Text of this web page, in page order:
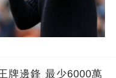
牌邊鋒 最少6000萬